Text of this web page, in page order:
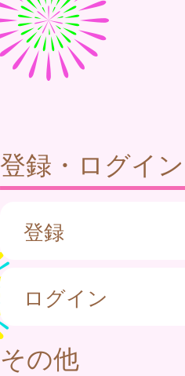
登録・ログイン
登録
ログイン
その他